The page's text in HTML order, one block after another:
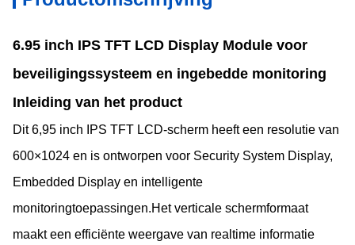
6.95 inch IPS TFT LCD Display Module voor
beveiligingssysteem en ingebedde monitoring
Inleiding van het product
Dit 6,95 inch IPS TFT LCD-scherm heeft een resolutie van
600×1024 en is ontworpen voor Security System Display,
Embedded Display en intelligente
monitoringtoepassingen.Het verticale schermformaat
maakt een efficiënte weergave van realtime informatie